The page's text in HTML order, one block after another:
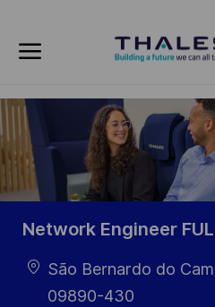
-
Network Engineer
LocationSão Bernardo do
09890-430